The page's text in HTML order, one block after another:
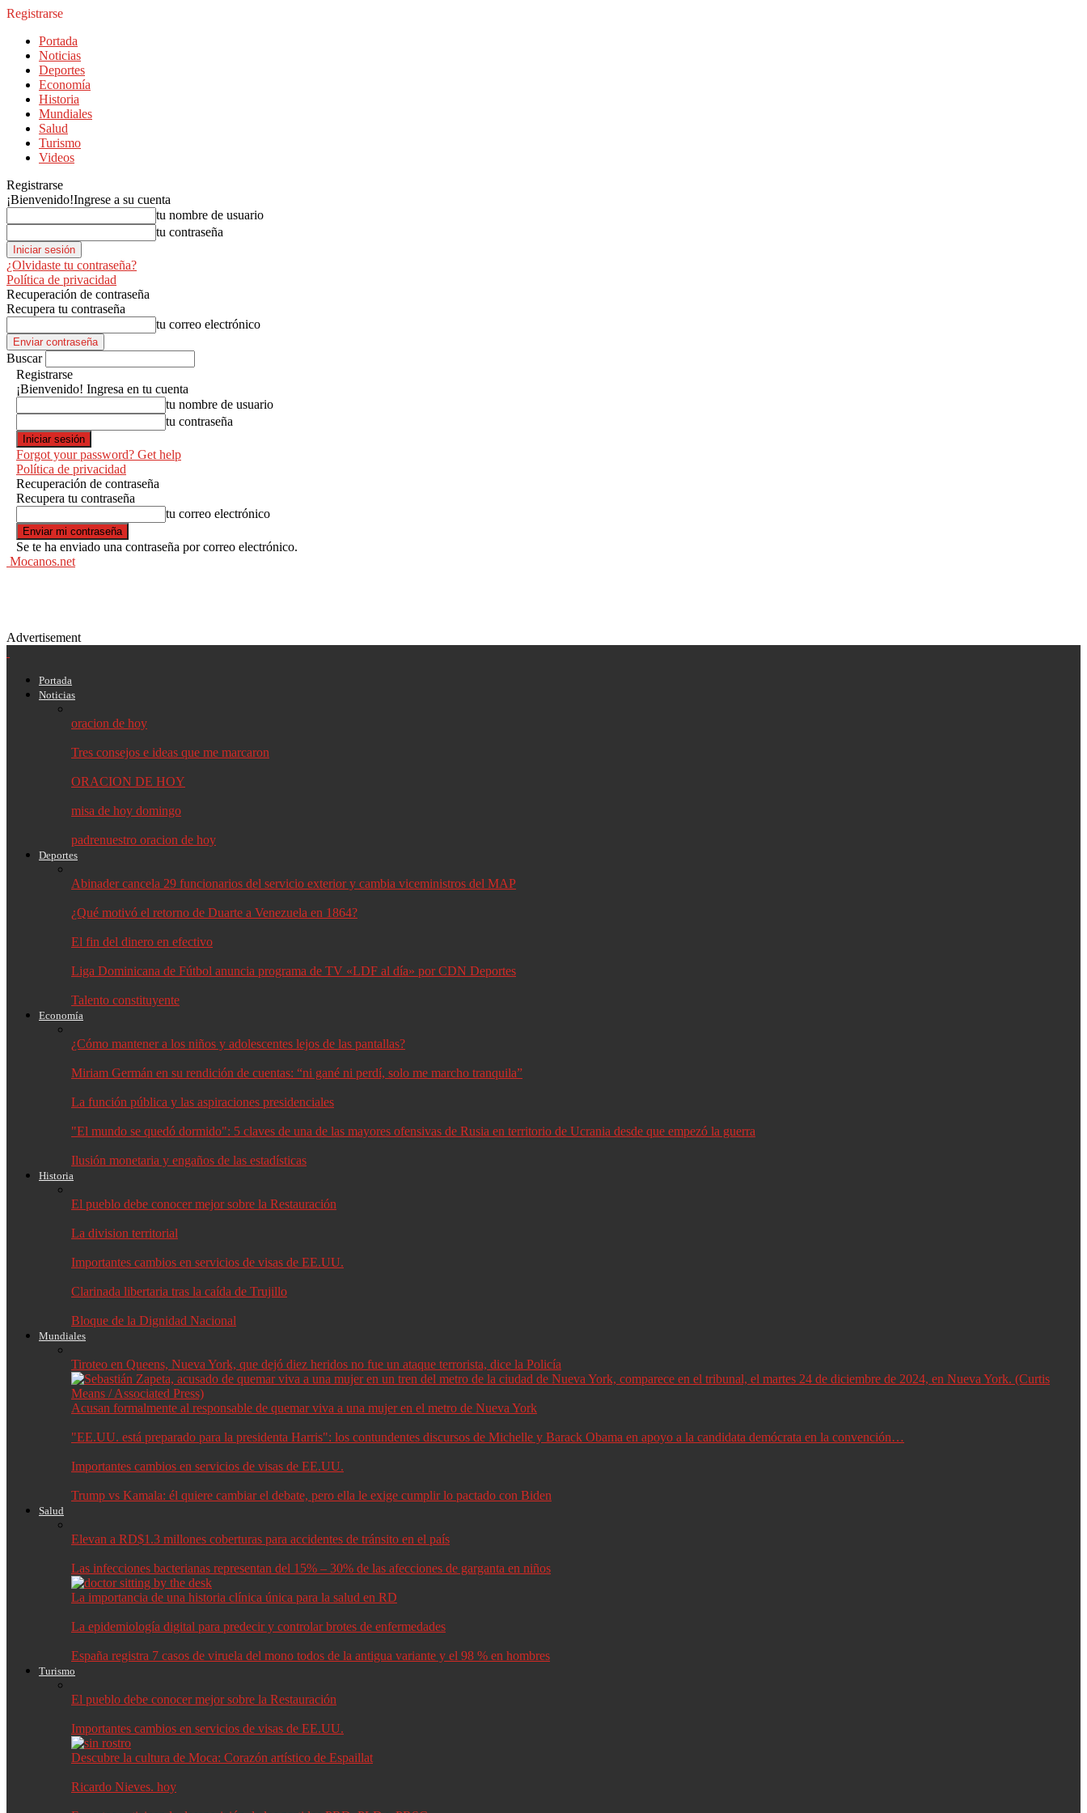
Registrarse
Portada
Noticias
Deportes
Economía
Historia
Mundiales
Salud
Turismo
Videos
Registrarse
¡Bienvenido!Ingrese a su cuenta
tu nombre de usuario
tu contraseña
¿Olvidaste tu contraseña?
Política de privacidad
Recuperación de contraseña
Recupera tu contraseña
tu correo electrónico
Buscar
Registrarse
¡Bienvenido! Ingresa en tu cuenta
tu nombre de usuario
tu contraseña
Forgot your password? Get help
Política de privacidad
Recuperación de contraseña
Recupera tu contraseña
tu correo electrónico
Se te ha enviado una contraseña por correo electrónico.
Mocanos.net
Advertisement
Portada
Noticias
oracion de hoy
Tres consejos e ideas que me marcaron
ORACION DE HOY
misa de hoy domingo
padrenuestro oracion de hoy
Deportes
Abinader cancela 29 funcionarios del servicio exterior y cambia viceministros del MAP
¿Qué motivó el retorno de Duarte a Venezuela en 1864?
El fin del dinero en efectivo
Liga Dominicana de Fútbol anuncia programa de TV «LDF al día» por CDN Deportes
Talento constituyente
Economía
¿Cómo mantener a los niños y adolescentes lejos de las pantallas?
Miriam Germán en su rendición de cuentas: “ni gané ni perdí, solo me marcho tranquila”
La función pública y las aspiraciones presidenciales
"El mundo se quedó dormido": 5 claves de una de las mayores ofensivas de Rusia en territorio de Ucrania desde que empezó la guerra
Ilusión monetaria y engaños de las estadísticas
Historia
El pueblo debe conocer mejor sobre la Restauración
La division territorial
Importantes cambios en servicios de visas de EE.UU.
Clarinada libertaria tras la caída de Trujillo
Bloque de la Dignidad Nacional
Mundiales
Tiroteo en Queens, Nueva York, que dejó diez heridos no fue un ataque terrorista, dice la Policía
Acusan formalmente al responsable de quemar viva a una mujer en el metro de Nueva York
"EE.UU. está preparado para la presidenta Harris": los contundentes discursos de Michelle y Barack Obama en apoyo a la candidata demócrata en la convención…
Importantes cambios en servicios de visas de EE.UU.
Trump vs Kamala: él quiere cambiar el debate, pero ella le exige cumplir lo pactado con Biden
Salud
Elevan a RD$1.3 millones coberturas para accidentes de tránsito en el país
Las infecciones bacterianas representan del 15% – 30% de las afecciones de garganta en niños
La importancia de una historia clínica única para la salud en RD
La epidemiología digital para predecir y controlar brotes de enfermedades
España registra 7 casos de viruela del mono todos de la antigua variante y el 98 % en hombres
Turismo
El pueblo debe conocer mejor sobre la Restauración
Importantes cambios en servicios de visas de EE.UU.
Descubre la cultura de Moca: Corazón artístico de Espaillat
Ricardo Nieves. hoy